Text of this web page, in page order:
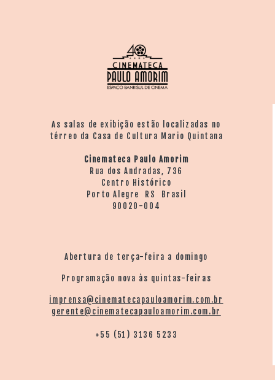
As salas de exibição estão localizadas no
térreo da Casa de Cultura Mario Quintana
Cinemateca Paulo Amorim
Rua dos Andradas, 736
Centro Histórico
Porto Alegre RS Brasil
90020-004
Abertura de terça-feira a domingo
Programação nova às quintas-feiras
imprensa@cinematecapauloamorim.com.br
gerente@cinematecapauloamorim.com.br
+55 (51) 3136 5233